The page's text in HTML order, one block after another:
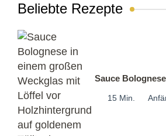
Beliebte Rezepte
Sauce Bolognese
15 Min.